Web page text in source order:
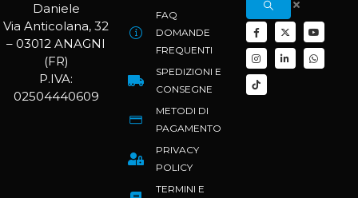
Daniele
Via Anticolana, 32
– 03012 ANAGNI
(FR)
P.IVA:
02504440609
FAQ
DOMANDE
FREQUENTI
SPEDIZIONI E
CONSEGNE
METODI DI
PAGAMENTO
PRIVACY
POLICY
TERMINI E